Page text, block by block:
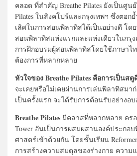
คลอด ที่สำคัญ Breathe Pilates ยังเป็นศู
Pilates ในสิงคโปร์และกรุงเทพฯ ซึ่งตอ
เลิศในการสอนพิลาทิสได้เป็นอย่างดี โด
สอนพิลาทิสแห่งแรกและแห่งเดียวในกรุ
การฝึกอบรมผู้สอนพิลาทิสโดยใช้ภาษาไ
ต้องการที่หลากหลาย
หัวใจของ Breathe Pilates คือการเป็นส
จะเคยหรือไม่เคยผ่านการเล่นพิลาทิสมา
เป็นครั้งแรก จะได้รับการต้อนรับอย่างอ
Breathe Pilates มีคลาสที่หลากหลาย คร
Tower อันเป็นการผสมผสานองค์ประกอ
ศาสตร์เข้าด้วยกัน โดยชั้นเรียน
การสร้างความสมดุลของร่างกาย ความ